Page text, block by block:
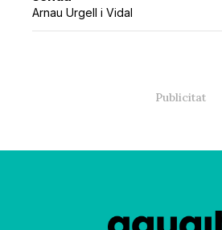
Arnau Urgell i Vidal